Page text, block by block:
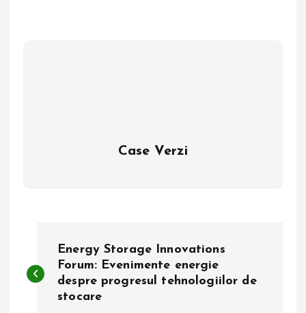
Case Verzi
a
Energy Storage Innovations
Forum: Evenimente energie
despre progresul tehnologiilor de
stocare